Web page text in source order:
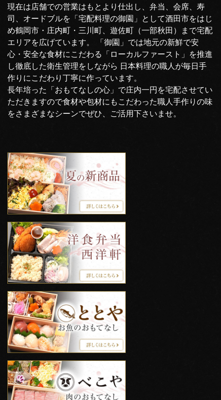
現在は店舗での営業はもとより仕出し、弁当、会席、寿
司、オードブルを「宅配料理の御園」として酒田市をはじ
め鶴岡市・庄内町・三川町、遊佐町（一部秋田）まで宅配
エリアを広げています。 「御園」では地元の新鮮で安
心・安全な食材にこだわる「ローカルファースト」を推進
し徹底した衛生管理をしながら 日本料理の職人が毎日手
作りにこだわり丁寧に作っています。
長年培った「おもてなしの心」で庄内一円を宅配させてい
ただきますので食材や包材にもこだわった職人手作りの味
をさまざまなシーンでぜひ、ご活用下さいませ。